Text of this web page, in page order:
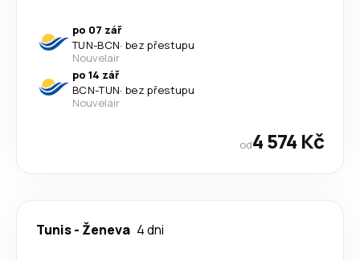
po 07 zář
TUN-BCN· bez přestupu
Nouvelair
po 14 zář
BCN-TUN· bez přestupu
Nouvelair
od4 574 Kč
Tunis- Ženeva 4 dni